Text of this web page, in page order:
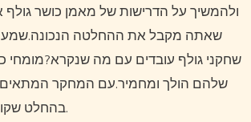
ולהמשיך על הדרישות של מאמן כושר גולף
שאתה מקבל את ההחלטה הנכונה.שמעתי
שחקני גולף עובדים עם מה שנקרא?מומחי
שלהם הולך ומחמיר.עם המחקר המתאים
בהחלט שקול מאמן כושר גולף.